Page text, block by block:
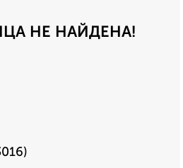
НЕ НАЙДЕНА!